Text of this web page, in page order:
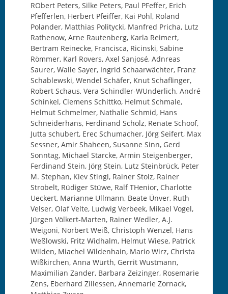
RObert Peters, Silke Peters, Paul PFeffer, Erich
Pfefferlen, Herbert Pfeiffer, Kai Pohl, Roland
Polander, Matthias Politycki, Manfred Pricha, Lutz
Rathenow, Arne Rautenberg, Karla Reimert,
Bertram Reinecke, Francisca, Ricinski, Sabine
Römmer, Karl Rovers, Axel Sanjosé, Adnreas
Saurer, Walle Sayer, Ingrid Schaarwächter, Franz
Schablewski, Wendel Schäfer, Knut Schaflinger,
Robert Schaus, Vera Schindler-WUnderlich, André
Schinkel, Clemens Schittko, Helmut Schmale,
Helmut Schmelmer, Nathalie Schmid, Hans
Schneiderhans, Ferdinand Scholz, Renate Schoof,
Jutta schubert, Erec Schumacher, Jörg Seifert, Max
Sessner, Amir Shaheen, Susanne Sinn, Gerd
Sonntag, Michael Starcke, Armin Steigenberger,
Ferdinand Stein, Jörg Stein, Lutz Steinbrück, Peter
M. Stephan, Kiev Stingl, Rainer Stolz, Rainer
Strobelt, Rüdiger Stüwe, Ralf THenior, Charlotte
Ueckert, Marianne Ullmann, Beate Ünver, Ruth
Velser, Olaf Velte, Ludwig Verbeek, Mikael Vogel,
Jürgen Völkert-Marten, Rainer Wedler, A.J.
Weigoni, Norbert Weiß, Christoph Wenzel, Hans
Weßlowski, Fritz Widhalm, Helmut Wiese, Patrick
Wilden, Miachel Wildenhain, Mario Wirz, Christa
Wißkirchen, Anna Würth, Gerrit Wustmann,
Maximilian Zander, Barbara Zeizinger, Rosemarie
Zens, Eberhard Zillessen, Annemarie Zornack,